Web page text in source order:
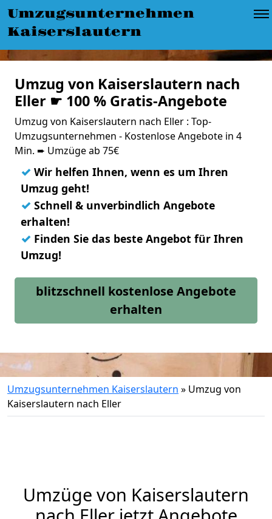
Umzugsunternehmen
Kaiserslautern
Umzug von Kaiserslautern nach
Eller ☛ 100 % Gratis-Angebote
Umzug von Kaiserslautern nach Eller : Top-
Umzugsunternehmen - Kostenlose Angebote in 4
Min. ➨ Umzüge ab 75€
✓ Wir helfen Ihnen, wenn es um Ihren
Umzug geht!
✓ Schnell & unverbindlich Angebote
erhalten!
✓ Finden Sie das beste Angebot für Ihren
Umzug!
blitzschnell kostenlose Angebote
erhalten
Umzugsunternehmen Kaiserslautern » Umzug von
Kaiserslautern nach Eller
Umzüge von Kaiserslautern